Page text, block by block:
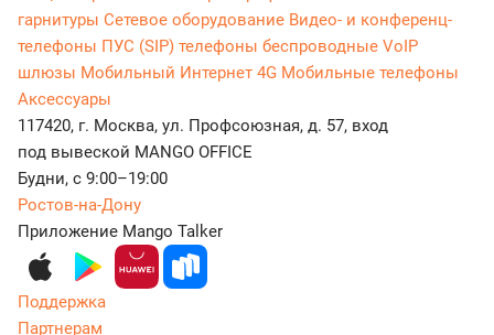
гарнитуры Сетевое оборудование Видео- и конференц-
телефоны ПУС (SIP) телефоны беспроводные VoIP
шлюзы Мобильный Интернет 4G Мобильные телефоны
Аксессуары
117420, г. Москва, ул. Профсоюзная, д. 57, вход
под вывеской MANGO OFFICE
Будни, с 9:00–19:00
Ростов-на-Дону
Приложение Mango Talker
Поддержка
Партнерам